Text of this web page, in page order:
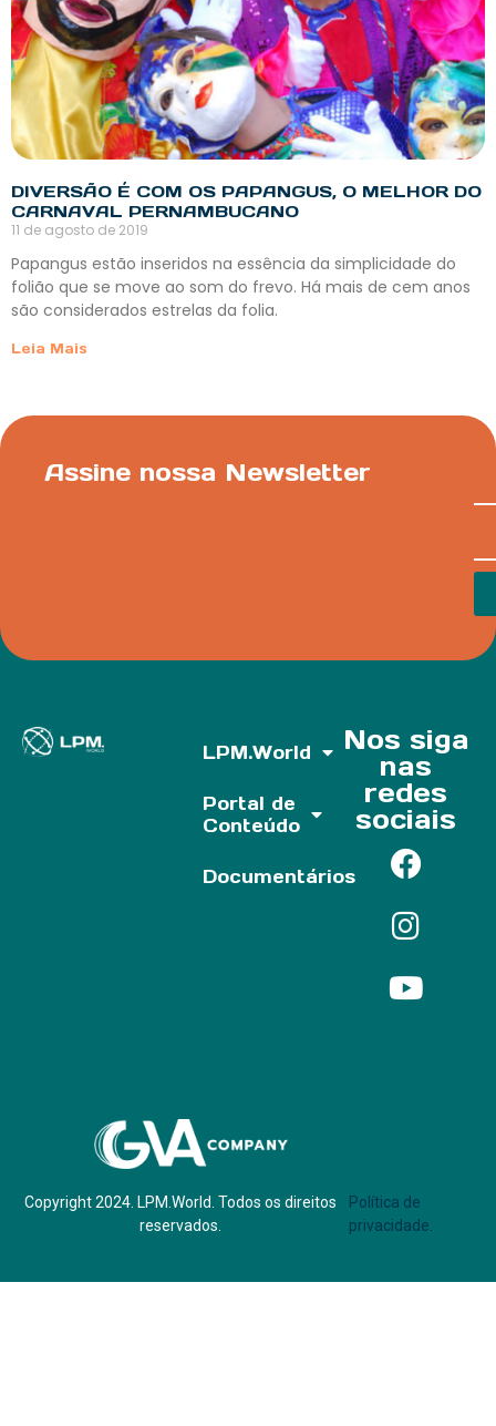
DIVERSÃO É COM OS PAPANGUS, O MELHOR DO
CARNAVAL PERNAMBUCANO
11 de agosto de 2019
Papangus estão inseridos na essência da simplicidade do
folião que se move ao som do frevo. Há mais de cem anos
são considerados estrelas da folia.
Leia Mais
Assine nossa Newsletter
LPM.World
Portal de
Conteúdo
Documentários
Nos siga
nas
redes
sociais
Copyright 2024. LPM.World. Todos os direitos
reservados.
Política de
privacidade.